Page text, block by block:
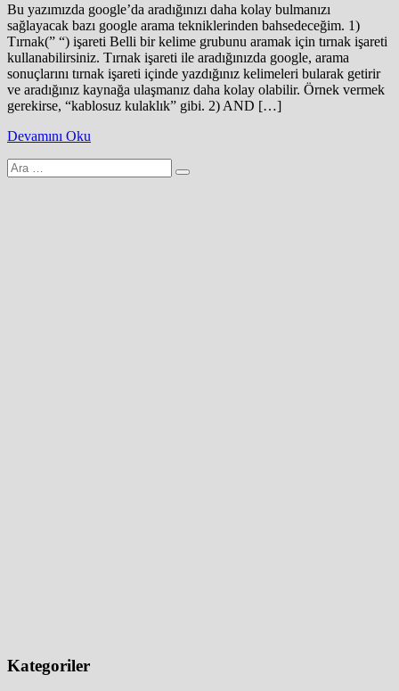
Bu yazımızda google’da aradığınızı daha kolay bulmanızı
sağlayacak bazı google arama tekniklerinden bahsedeceğim. 1)
Tırnak(” “) işareti Belli bir kelime grubunu aramak için tırnak işareti
kullanabilirsiniz. Tırnak işareti ile aradığınızda google, arama
sonuçlarını tırnak işareti içinde yazdığınız kelimeleri bularak getirir
ve aradığınız kaynağa ulaşmanız daha kolay olabilir. Örnek vermek
gerekirse, “kablosuz kulaklık” gibi. 2) AND […]
Devamını Oku
Arama
yap:
Kategoriler